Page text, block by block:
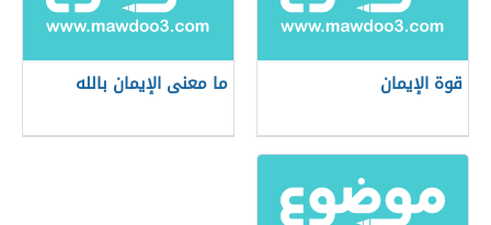
قوة الإيمان ما معنى الإيمان بالله